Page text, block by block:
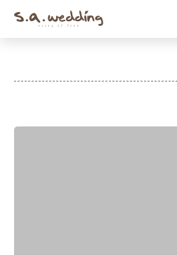
Skip
content